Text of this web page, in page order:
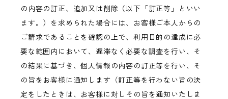
の内容の訂正、追加又は削除（以下「訂正等」といい
ます。）を求められた場合には、お客様ご本人からの
ご請求であることを確認の上で、利用目的の達成に必
要な範囲内において、遅滞なく必要な調査を行い、そ
の結果に基づき、個人情報の内容の訂正等を行い、そ
の旨をお客様に通知します（訂正等を行わない旨の決
定をしたときは、お客様に対しその旨を通知いたしま